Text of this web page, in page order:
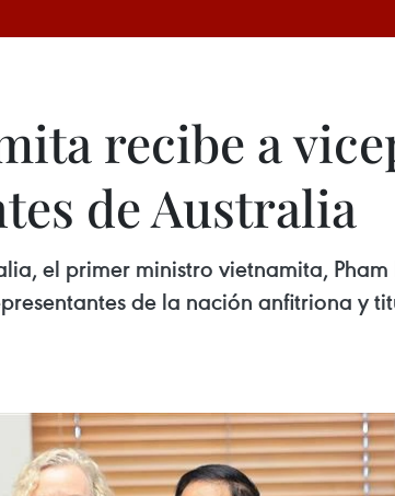
recibe a
de Australia
el primer ministro vietnamita,
de la nación anfitriona y